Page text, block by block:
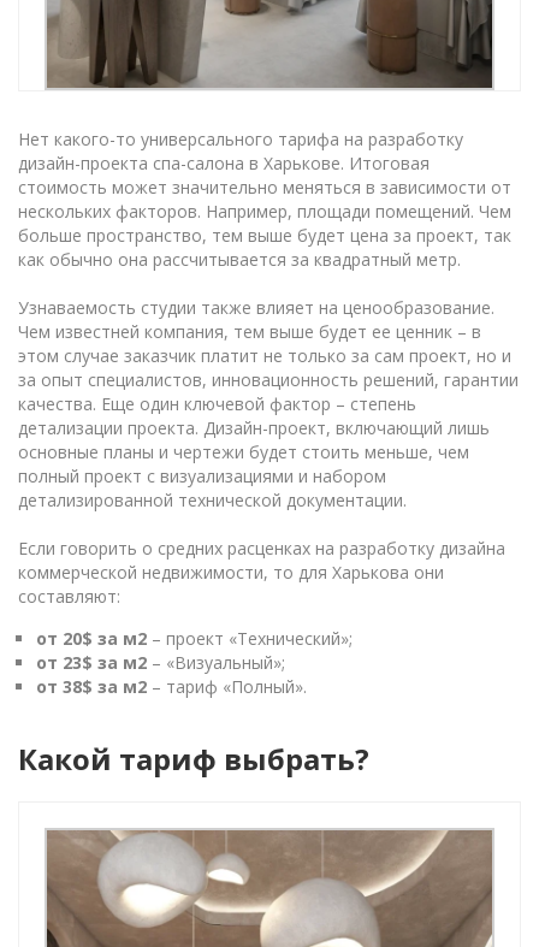
Нет какого-то универсального тарифа на разработку
дизайн-проекта спа-салона в Харькове. Итоговая
стоимость может значительно меняться в зависимости от
нескольких факторов. Например, площади помещений. Чем
больше пространство, тем выше будет цена за проект, так
как обычно она рассчитывается за квадратный метр.
Узнаваемость студии также влияет на ценообразование.
Чем известней компания, тем выше будет ее ценник – в
этом случае заказчик платит не только за сам проект, но и
за опыт специалистов, инновационность решений, гарантии
качества. Еще один ключевой фактор – степень
детализации проекта. Дизайн-проект, включающий лишь
основные планы и чертежи будет стоить меньше, чем
полный проект с визуализациями и набором
детализированной технической документации.
Если говорить о средних расценках на разработку дизайна
коммерческой недвижимости, то для Харькова они
составляют:
от 20$ за м2 – проект «Технический»;
от 23$ за м2 – «Визуальный»;
от 38$ за м2 – тариф «Полный».
Какой тариф выбрать?